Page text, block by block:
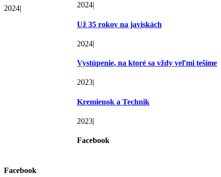
2024|
Už 35 rokov na javiskách
2024|
Vystúpenie, na ktoré sa vždy veľmi tešíme
2023|
Kremienok a Technik
2023|
Facebook
2024|
Facebook